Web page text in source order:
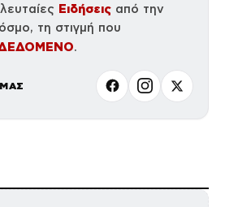
Ειδήσεις από την
τη στιγμή που
.